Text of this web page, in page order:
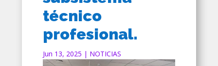
técnico
profesional.
Jun 13, 2025 | NOTICIAS